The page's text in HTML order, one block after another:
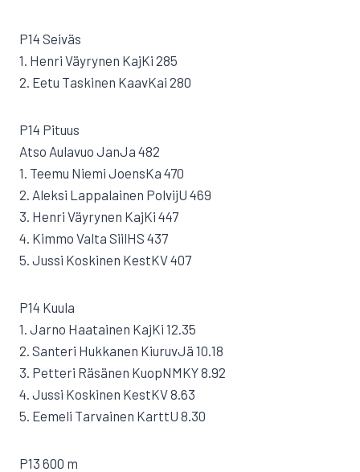
P14 Seiväs
1. Henri Väyrynen KajKi 285
2. Eetu Taskinen KaavKai 280
P14 Pituus
Atso Aulavuo JanJa 482
1. Teemu Niemi JoensKa 470
2. Aleksi Lappalainen PolvijU 469
3. Henri Väyrynen KajKi 447
4. Kimmo Valta SiilHS 437
5. Jussi Koskinen KestKV 407
P14 Kuula
1. Jarno Haatainen KajKi 12.35
2. Santeri Hukkanen KiuruvJä 10.18
3. Petteri Räsänen KuopNMKY 8.92
4. Jussi Koskinen KestKV 8.63
5. Eemeli Tarvainen KarttU 8.30
P13 600 m